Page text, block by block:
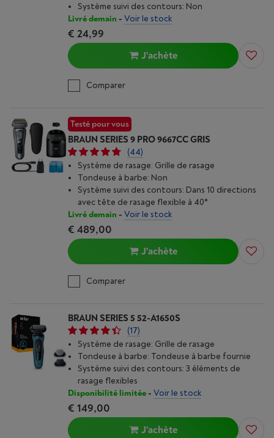
Système suivi des contours: Non
Livré demain - Voir le stock
€ 24,99
J'achète
Comparer
Testé pour vous
BRAUN SERIES 9 PRO 9667CC GRIS
(44)
Système de rasage: Grille de rasage
Tondeuse à barbe: Non
Système suivi des contours: Dans 10 directions
avec tête de rasage flexible à 40°
Livré demain - Voir le stock
€ 489,00
J'achète
Comparer
BRAUN SERIES 5 52-A1650S
(17)
Système de rasage: Grille de rasage
Tondeuse à barbe: Tondeuse à barbe fournie
Système suivi des contours: 3 éléments de
rasage flexibles
Disponibilité limitée- Voir le stock
€ 149,00
J'achète